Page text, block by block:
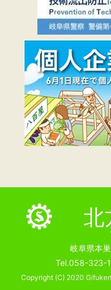
北
岐阜県本
Tel.058-323-
Copyright (C) 2020